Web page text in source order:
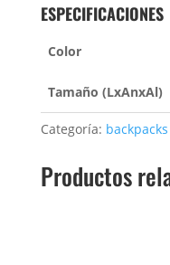
ESPECIFICACIONES
Color
Tamaño (LxAnxAl)
Categoría: backpacks
Productos